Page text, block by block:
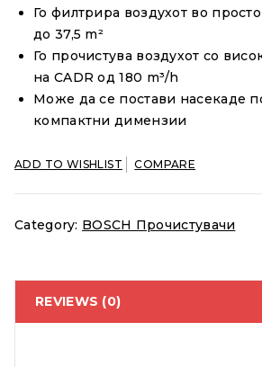
Го филтрира воздухот во
до 37,5 m²
Го прочистува воздухот со
на CADR од 180 m³/h
Може да се постави насекаде
компактни димензии
ADD TO WISHLIST COMPARE
Category: BOSCH Прочистувачи
REVIEWS (0)